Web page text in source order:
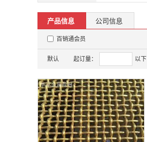
产品信息 公司信息
百销通会员
默认 起订量： 以下
面议
会员注册：第 10 年
经营模式：生产制造